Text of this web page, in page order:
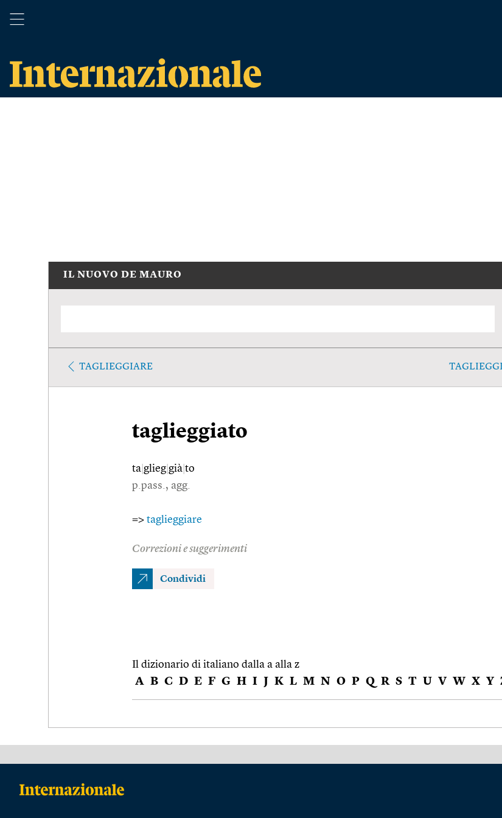
IL NUOVO DE MAURO
TAGLIEGGIARE
taglieggiato
ta glieg già to
p.pass., agg.
=> taglieggiare
Correzioni e suggerimenti
Condividi
Il dizionario di italiano dalla a alla z
A B C D E F G H I J K L M N O P Q R S T U V W X Y